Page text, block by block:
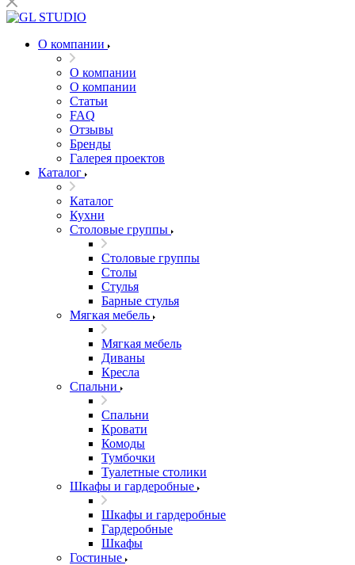
О компании
О компании
О компании
Статьи
FAQ
Отзывы
Бренды
Галерея проектов
Каталог
Каталог
Кухни
Столовые группы
Столовые группы
Столы
Стулья
Барные стулья
Мягкая мебель
Мягкая мебель
Диваны
Кресла
Спальни
Спальни
Кровати
Комоды
Тумбочки
Туалетные столики
Шкафы и гардеробные
Шкафы и гардеробные
Гардеробные
Шкафы
Гостиные